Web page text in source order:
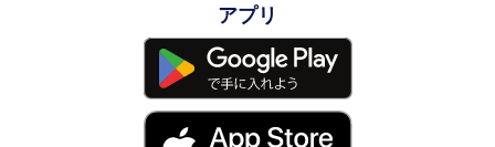
アプリ